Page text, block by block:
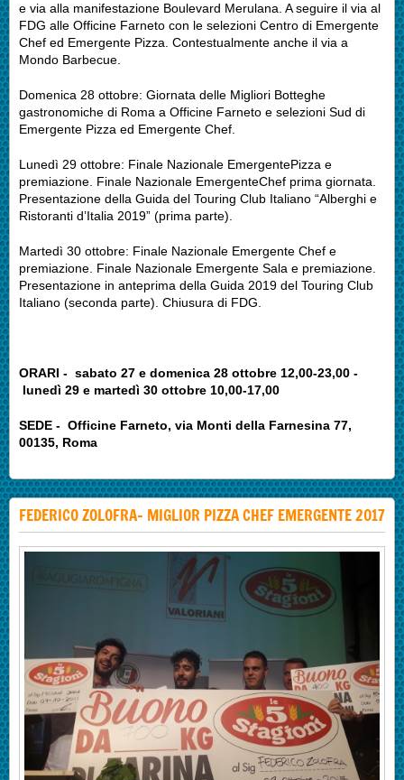
e via alla manifestazione Boulevard Merulana. A seguire il via al
FDG alle Officine Farneto con le selezioni Centro di Emergente
Chef ed Emergente Pizza. Contestualmente anche il via a
Mondo Barbecue.
Domenica 28 ottobre: Giornata delle Migliori Botteghe
gastronomiche di Roma a Officine Farneto e selezioni Sud di
Emergente Pizza ed Emergente Chef.
Lunedì 29 ottobre: Finale Nazionale EmergentePizza e
premiazione. Finale Nazionale EmergenteChef prima giornata.
Presentazione della Guida del Touring Club Italiano “Alberghi e
Ristoranti d’Italia 2019” (prima parte).
Martedì 30 ottobre: Finale Nazionale Emergente Chef e
premiazione. Finale Nazionale Emergente Sala e premiazione.
Presentazione in anteprima della Guida 2019 del Touring Club
Italiano (seconda parte). Chiusura di FDG.
ORARI - sabato 27 e domenica 28 ottobre 12,00-23,00 -
lunedì 29 e martedì 30 ottobre 10,00-17,00
SEDE - Officine Farneto, via Monti della Farnesina 77,
00135, Roma
FEDERICO ZOLOFRA- MIGLIOR PIZZA CHEF EMERGENTE 2017